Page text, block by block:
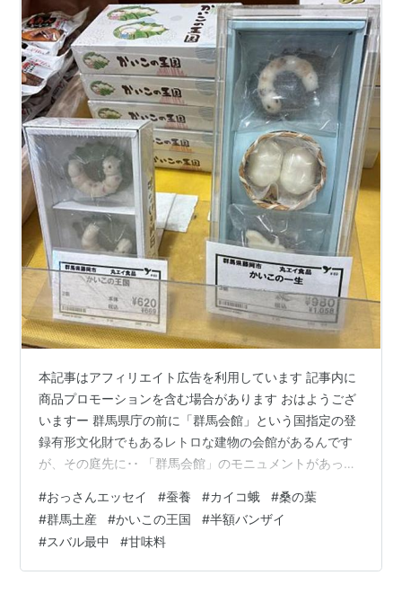
本記事はアフィリエイト広告を利用しています 記事内に
商品プロモーションを含む場合があります おはようござ
いますー 群馬県庁の前に「群馬会館」という国指定の登
録有形文化財でもあるレトロな建物の会館があるんです
が、その庭先に･･ 「群馬会館」のモニュメントがあった
生産の一大生産地であることを表したものかと思うので
すが･･･ 先日行った「食の駅」でこんな土産品を見掛けま
した^^; 繭を模したお菓子でしょうか まあこれはあるよ
ねー、ってところなんですが･･･ うわわわわ･･･((((；ﾟ
#おっさんエッセイ #蚕養 #カイコ蛾 #桑の葉
#群馬土産 #かいこの王国 #半額バンザイ
#スバル最中 #甘味料